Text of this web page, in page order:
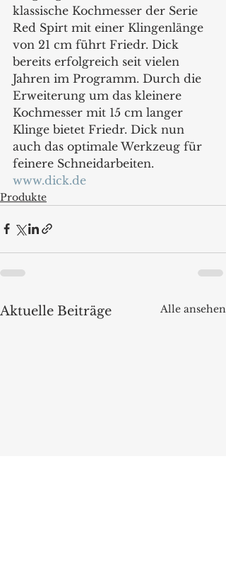
klassische Kochmesser der Serie
Red Spirt mit einer Klingenlänge
von 21 cm führt Friedr. Dick
bereits erfolgreich seit vielen
Jahren im Programm. Durch die
Erweiterung um das kleinere
Kochmesser mit 15 cm langer
Klinge bietet Friedr. Dick nun
auch das optimale Werkzeug für
feinere Schneidarbeiten.
www.dick.de
Produkte
Aktuelle Beiträge Alle ansehen